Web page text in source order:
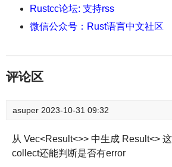
Rustcc论坛: 支持rss
微信公众号：Rust语言中文社区
评论区
asuper 2023-10-31 09:32
从 Vec<Result<>> 中生成 Result<>
collect还能判断是否有error